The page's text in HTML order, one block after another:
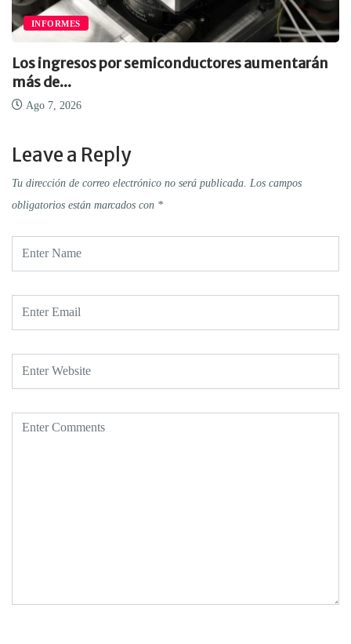
INFORMES
Los ingresos por semiconductores aumentarán
más de...
Ago 7, 2026
Leave a Reply
Tu dirección de correo electrónico no será publicada. Los campos
obligatorios están marcados con *